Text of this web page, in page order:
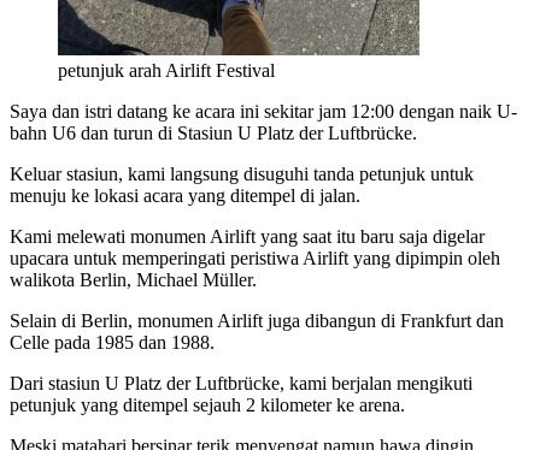
petunjuk arah Airlift Festival
Saya dan istri datang ke acara ini sekitar jam 12:00 dengan naik U-
bahn U6 dan turun di Stasiun U Platz der Luftbrücke.
Keluar stasiun, kami langsung disuguhi tanda petunjuk untuk
menuju ke lokasi acara yang ditempel di jalan.
Kami melewati monumen Airlift yang saat itu baru saja digelar
upacara untuk memperingati peristiwa Airlift yang dipimpin oleh
walikota Berlin, Michael Müller.
Selain di Berlin, monumen Airlift juga dibangun di Frankfurt dan
Celle pada 1985 dan 1988.
Dari stasiun U Platz der Luftbrücke, kami berjalan mengikuti
petunjuk yang ditempel sejauh 2 kilometer ke arena.